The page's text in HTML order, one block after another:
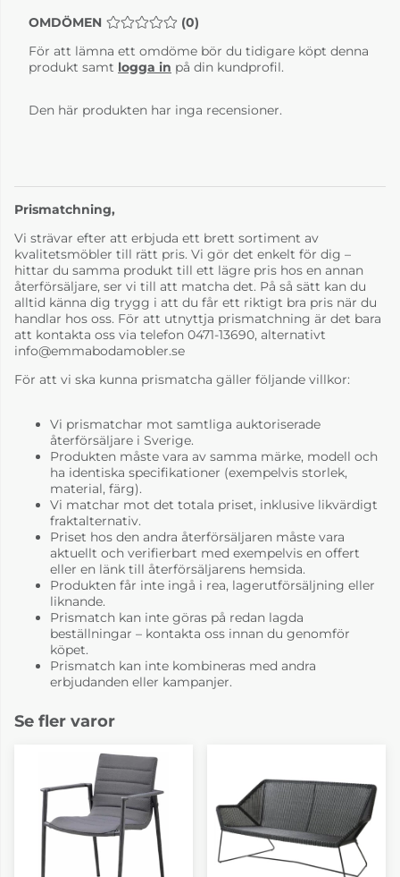
OMDÖMEN MEDELBETYG 0 AV 5 ANTAL BETYG 0
(0)
För att lämna ett omdöme bör du tidigare köpt denna
produkt samt logga in på din kundprofil.
Den här produkten har inga recensioner.
Prismatchning,
Vi strävar efter att erbjuda ett brett sortiment av
kvalitetsmöbler till rätt pris. Vi gör det enkelt för dig –
hittar du samma produkt till ett lägre pris hos en annan
återförsäljare, ser vi till att matcha det. På så sätt kan du
alltid känna dig trygg i att du får ett riktigt bra pris när du
handlar hos oss. För att utnyttja prismatchning är det bara
att kontakta oss via telefon 0471-13690, alternativt
info@emmabodamobler.se
För att vi ska kunna prismatcha gäller följande villkor:
Vi prismatchar mot samtliga auktoriserade
återförsäljare i Sverige.
Produkten måste vara av samma märke, modell och
ha identiska specifikationer (exempelvis storlek,
material, färg).
Vi matchar mot det totala priset, inklusive likvärdigt
fraktalternativ.
Priset hos den andra återförsäljaren måste vara
aktuellt och verifierbart med exempelvis en offert
eller en länk till återförsäljarens hemsida.
Produkten får inte ingå i rea, lagerutförsäljning eller
liknande.
Prismatch kan inte göras på redan lagda
beställningar – kontakta oss innan du genomför
köpet.
Prismatch kan inte kombineras med andra
erbjudanden eller kampanjer.
Se fler varor